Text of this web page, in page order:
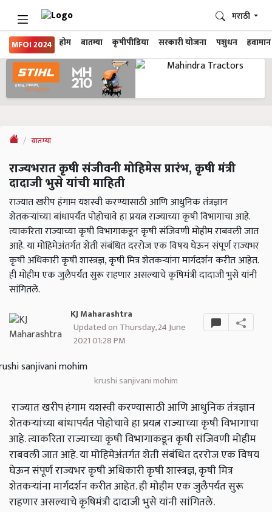
MFOI 2024 होम बातम्या कृषीपीडिया सरकारी योजना पशुधन हवामान
मराठी
बातम्या
राज्यभरात कृषी संजीवनी मोहिमेस प्रारंभ, कृषी मंत्री
दादाजी भुसे यांची माहिती
राज्यात खरीप हंगाम यशस्वी करण्यासाठी आणि आधुनिक तंत्रज्ञान
शेतकऱ्यांच्या बांधापर्यंत पोहोचावे हा प्रयत्न राज्याच्या कृषी विभागाचा आहे.
त्याकरिता राज्याच्या कृषी विभागाकडून कृषी संजिवणी मोहीम राबवली जात
आहे. या मोहिमेअंतर्गत शेती संबंधित दररोज एक विषय घेऊन संपूर्ण राज्यभर
कृषी अधिकारी कृषी शास्त्रज्ञ, कृषी मित्र शेतकऱ्यांना मार्गदर्शन करीत आहेत.
ही मोहीम एक जुलैपर्यंत सुरू राहणार असल्याचे कृषिमंत्री दादाजी भुसे यांनी
सांगितले.
KJ Maharashtra
Updated on Thursday, 24 June
2021 01:28 PM
krushi sanjivani mohim
राज्यात खरीप हंगाम यशस्वी करण्यासाठी आणि आधुनिक तंत्रज्ञान
शेतकऱ्यांच्या बांधापर्यंत पोहोचावे हा प्रयत्न राज्याच्या कृषी विभागाचा
आहे. त्याकरिता राज्याच्या कृषी विभागाकडून कृषी संजिवणी मोहीम
राबवली जात आहे. या मोहिमेअंतर्गत शेती संबंधित दररोज एक विषय
घेऊन संपूर्ण राज्यभर कृषी अधिकारी कृषी शास्त्रज्ञ, कृषी मित्र
शेतकऱ्यांना मार्गदर्शन करीत आहेत. ही मोहीम एक जुलैपर्यंत सुरू
राहणार असल्याचे कृषिमंत्री दादाजी भुसे यांनी सांगितले.